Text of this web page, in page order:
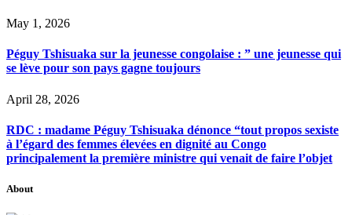
May 1, 2026
Péguy Tshisuaka sur la jeunesse congolaise : ” une jeunesse qui
se lève pour son pays gagne toujours
April 28, 2026
RDC : madame Péguy Tshisuaka dénonce “tout propos sexiste
à l’égard des femmes élevées en dignité au Congo
principalement la première ministre qui venait de faire l’objet
About